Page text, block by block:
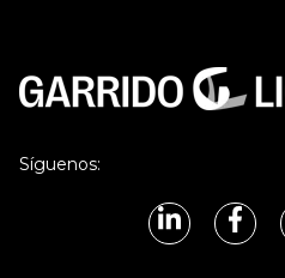
Síguenos: